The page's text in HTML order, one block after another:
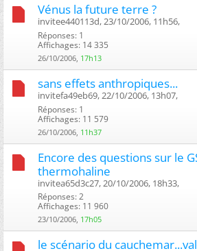
Vénus la future terre ?
invitee440113d, 23/10/2006, 11h56, ‎
Réponses: 1
Affichages: 14 335
26/10/2006, 17h13
sans effets anthropiques...
invitefa49eb69, 22/10/2006, 13h07, ‎
Réponses: 1
Affichages: 11 579
26/10/2006, 11h37
Encore des questions sur le
thermohaline
invitea65d3c27, 20/10/2006, 18h33, ‎
Réponses: 2
Affichages: 11 960
23/10/2006, 17h05
le scénario du